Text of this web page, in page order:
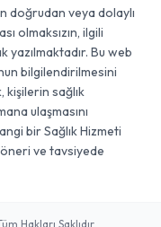
doğrudan veya dolaylı
olmaksızın, ilgili
yazılmaktadır. Bu web
bilgilendirilmesini
kişilerin sağlık
ulaşmasını
bir Sağlık Hizmeti
öneri ve tavsiyede
Hakları Saklıdır.